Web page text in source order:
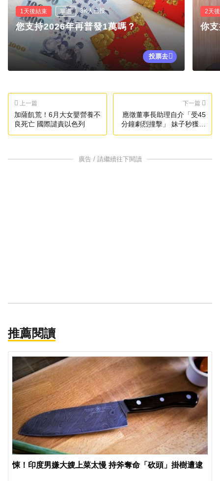
1天後結束 單選 3K人已投
您支持2026年再普發1萬嗎？
投票去
2天
你
上一篇
加薩飢荒！6月大女嬰營養不
良死亡 國際譴責以色列
下一篇
應徵董事長助理自介「受45
分鐘劇烈撞擊」 妹子秒獲面
試機會
廣告 / 請繼續往下閱讀
推薦閱讀
悚！印度男嫌大嫂上菜太慢 持斧奪命「砍頭」掛樹遭逮